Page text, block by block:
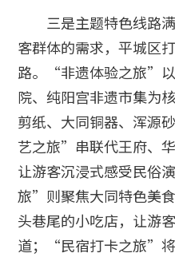
三是主题特色线路满
客群体的需求，平城区
路。“非遗体验之旅”
院、纯阳宫非遗市集为
剪纸、大同铜器、浑源
艺之旅”串联代王府、
让游客沉浸式感受民俗
旅”则聚焦大同特色美
头巷尾的小吃店，让游
道；“民宿打卡之旅”